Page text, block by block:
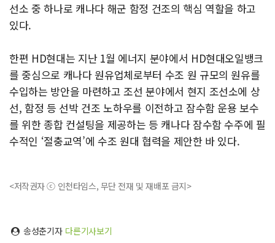
선소 중 하나로 캐나다 해군 함정 건조의 핵심 역할을 하고
있다.
한편 HD현대는 지난 1월 에너지 분야에서 HD현대오일뱅크
를 중심으로 캐나다 원유업체로부터 수조 원 규모의 원유를
수입하는 방안을 마련하고 조선 분야에서 현지 조선소에 상
선, 함정 등 선박 건조 노하우를 이전하고 잠수함 운용 보수
를 위한 종합 컨설팅을 제공하는 등 캐나다 잠수함 수주에 필
수적인 ‘절충교역’에 수조 원대 협력을 제안한 바 있다.
<저작권자 ⓒ 인천타임스, 무단 전재 및 재배포 금지>
송성춘기자 다른기사보기